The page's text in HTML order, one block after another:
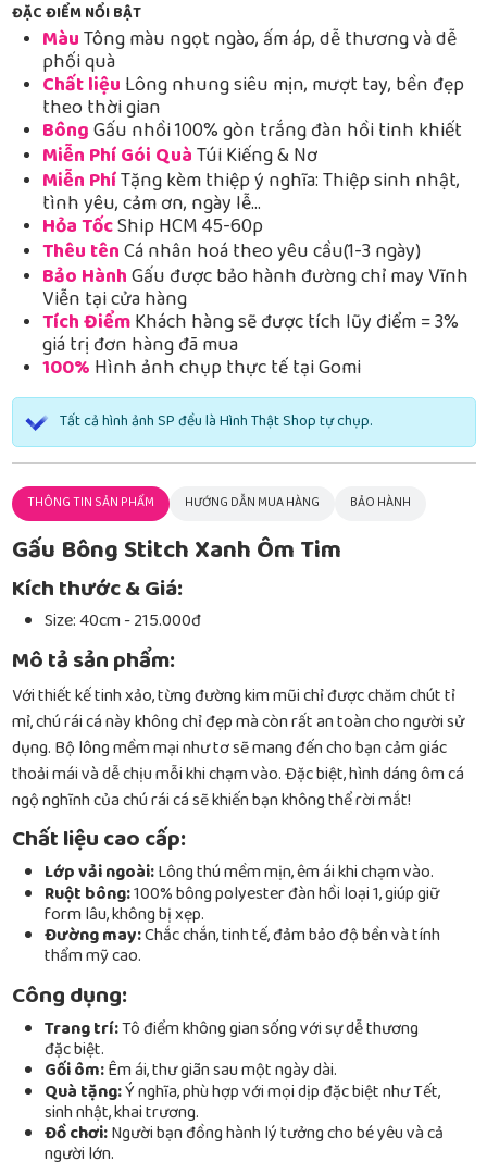
ĐẶC ĐIỂM NỔI BẬT
MàuTông màu ngọt ngào, ấm áp, dễ thương và dễ
phối quà
Chất liệu Lông nhung siêu mịn, mượt tay, bền đẹp
theo thời gian
BôngGấu nhồi 100% gòn trắng đàn hồi tinh khiết
Miễn Phí Gói QuàTúi Kiếng & Nơ
Miễn PhíTặng kèm thiệp ý nghĩa: Thiệp sinh nhật,
tình yêu, cảm ơn, ngày lễ…
Hỏa TốcShip HCM 45-60p
Thêu tênCá nhân hoá theo yêu cầu(1-3 ngày)
Bảo HànhGấu được bảo hành đường chỉ may Vĩnh
Viễn tại cửa hàng
Tích ĐiểmKhách hàng sẽ được tích lũy điểm = 3%
giá trị đơn hàng đã mua
100% Hình ảnh chụp thực tế tại Gomi
Tất cả hình ảnh SP đều là Hình Thật Shop tự chụp.
THÔNG TIN SẢN PHẨM HƯỚNG DẪN MUA HÀNG BẢO HÀNH
Gấu Bông Stitch Xanh Ôm Tim
Kích thước & Giá:
Size: 40cm - 215.000đ
Mô tả sản phẩm:
Với thiết kế tinh xảo, từng đường kim mũi chỉ được chăm chút tỉ
mỉ, chú rái cá này không chỉ đẹp mà còn rất an toàn cho người sử
dụng. Bộ lông mềm mại như tơ sẽ mang đến cho bạn cảm giác
thoải mái và dễ chịu mỗi khi chạm vào. Đặc biệt, hình dáng ôm cá
ngộ nghĩnh của chú rái cá sẽ khiến bạn không thể rời mắt!
Chất liệu cao cấp:
Lớp vải ngoài:Lông thú mềm mịn, êm ái khi chạm vào.
Ruột bông:100% bông polyester đàn hồi loại 1, giúp giữ
form lâu, không bị xẹp.
Đường may:Chắc chắn, tinh tế, đảm bảo độ bền và tính
thẩm mỹ cao.
Công dụng:
Trang trí:Tô điểm không gian sống với sự dễ thương
đặc biệt.
Gối ôm:Êm ái, thư giãn sau một ngày dài.
Quà tặng:Ý nghĩa, phù hợp với mọi dịp đặc biệt như Tết,
sinh nhật, khai trương.
Đồ chơi:Người bạn đồng hành lý tưởng cho bé yêu và cả
người lớn.